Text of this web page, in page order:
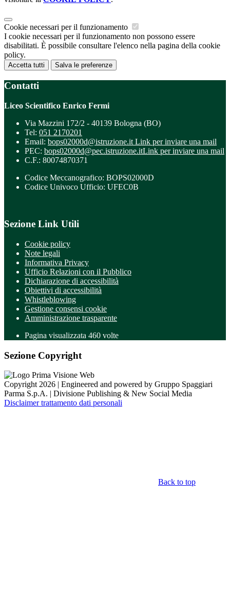
Cookie necessari per il funzionamento
I cookie necessari per il funzionamento non possono essere
disabilitati. È possibile consultare l'elenco nella pagina della cookie
policy.
Accetta tutti Salva le preferenze
Contatti
Liceo Scientifico Enrico Fermi
Via Mazzini 172/2 - 40139 Bologna (BO)
Tel: 051 2170201
Email: bops02000d@istruzione.it Link per inviare una mail
PEC: bops02000d@pec.istruzione.itLink per inviare una mail
C.F.: 80074870371
Codice Meccanografico: BOPS02000D
Codice Univoco Ufficio: UFEC0B
Sezione Link Utili
Cookie policy
Note legali
Informativa Privacy
Ufficio Relazioni con il Pubblico
Dichiarazione di accessibilità
Obiettivi di accessibilità
Whistleblowing
Gestione consensi cookie
Amministrazione trasparente
Pagina visualizzata 460 volte
Sezione Copyright
Copyright 2026 | Engineered and powered by Gruppo Spaggiari
Parma S.p.A. | Divisione Publishing & New Social Media
Disclaimer trattamento dati personali
Back to top